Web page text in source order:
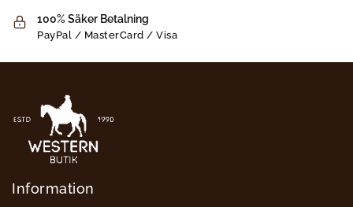
100% Säker Betalning
PayPal / MasterCard / Visa
Information